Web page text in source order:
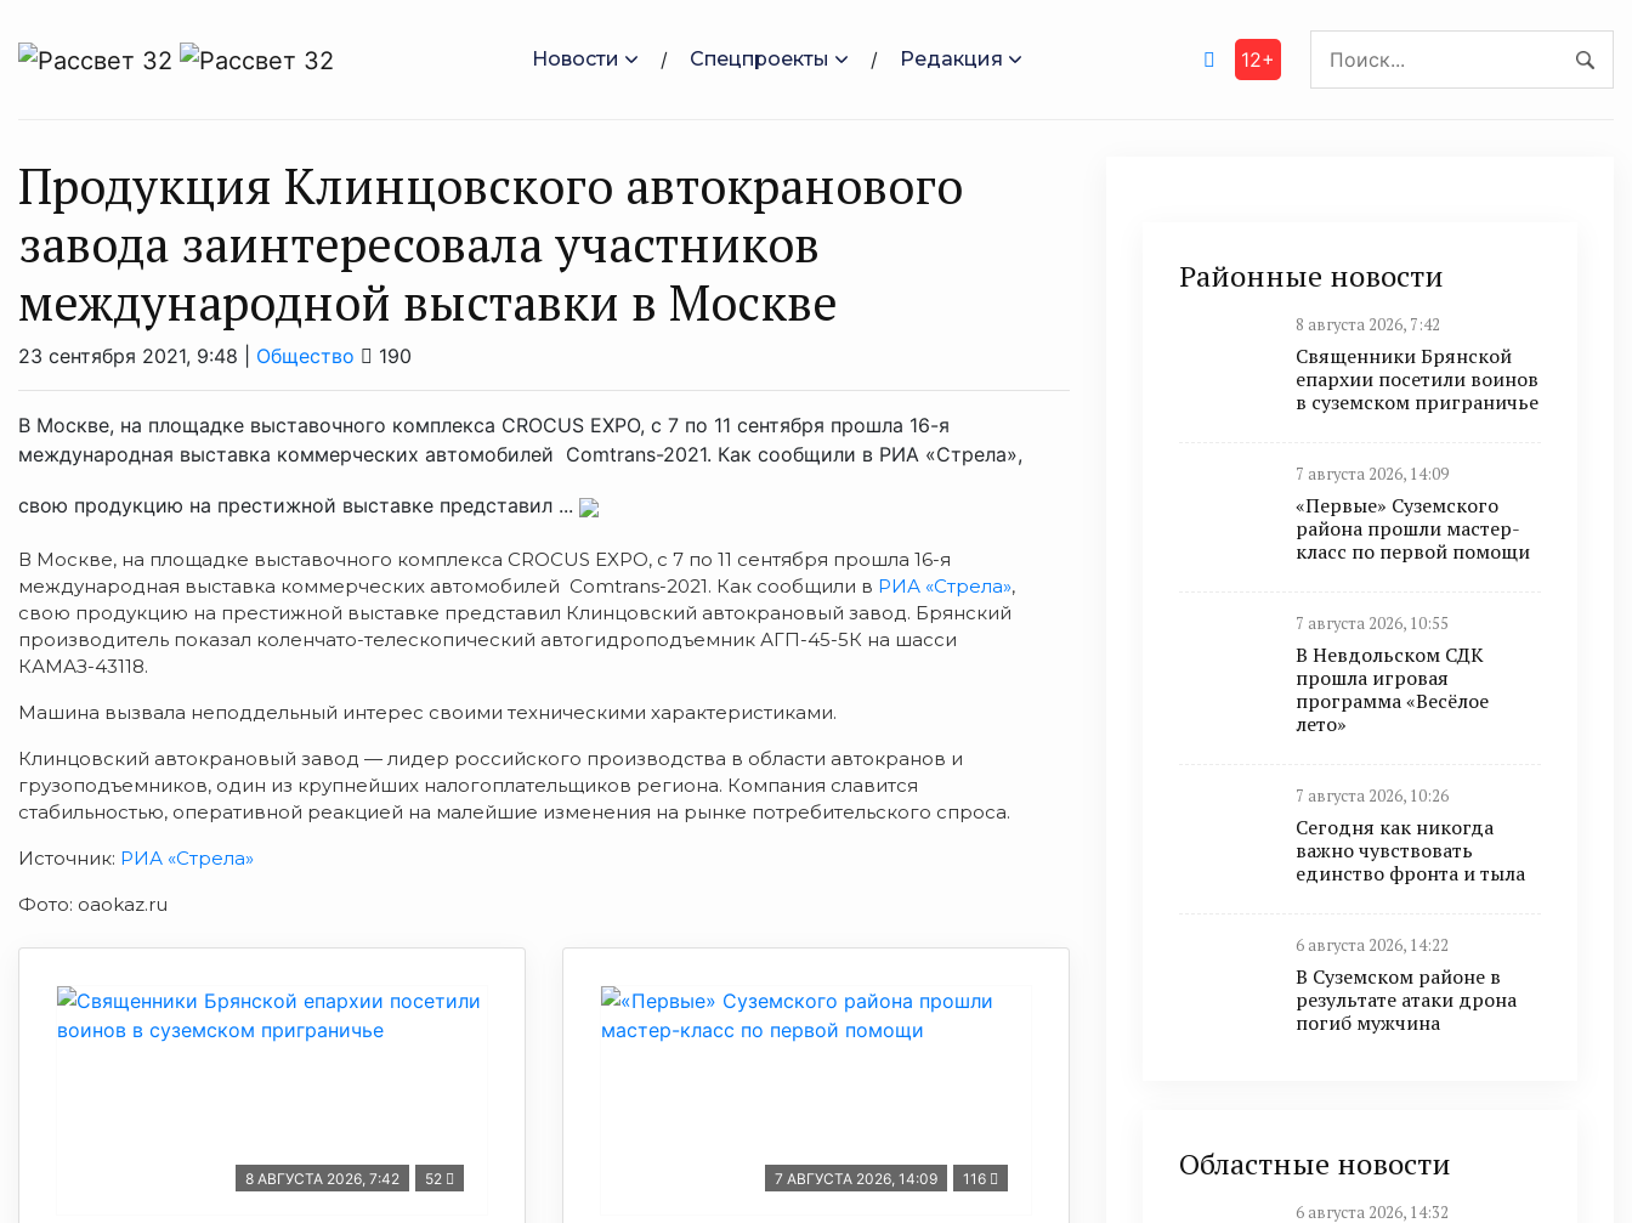
Новости Спецпроекты Редакция 12+
Продукция Клинцовского автокранового
завода заинтересовала участников
международной выставки в Москве
23 сентября 2021, 9:48 | Общество 190
В Москве, на площадке выставочного комплекса CROCUS EXPO, с 7 по 11 сентября прошла 16-я
международная выставка коммерческих автомобилей Comtrans-2021. Как сообщили в РИА «Стрела»,
свою продукцию на престижной выставке представил ...
В Москве, на площадке выставочного комплекса CROCUS EXPO, с 7 по 11 сентября прошла 16-я
международная выставка коммерческих автомобилей Comtrans-2021. Как сообщили в РИА «Стрела»,
свою продукцию на престижной выставке представил Клинцовский автокрановый завод. Брянский
производитель показал коленчато-телескопический автогидроподъемник АГП-45-5К на шасси
КАМАЗ-43118.
Машина вызвала неподдельный интерес своими техническими характеристиками.
Клинцовский автокрановый завод — лидер российского производства в области автокранов и
грузоподъемников, один из крупнейших налогоплательщиков региона. Компания славится
стабильностью, оперативной реакцией на малейшие изменения на рынке потребительского спроса.
Источник: РИА «Стрела»
Фото: oaokaz.ru
8 АВГУСТА 2026, 7:42 52 7 АВГУСТА 2026, 14:09 116
Районные новости
8 августа 2026, 7:42
Священники Брянской
епархии посетили воинов
в суземском приграничье
7 августа 2026, 14:09
«Первые» Суземского
района прошли мастер-
класс по первой помощи
7 августа 2026, 10:55
В Невдольском СДК
прошла игровая
программа «Весёлое
лето»
7 августа 2026, 10:26
Сегодня как никогда
важно чувствовать
единство фронта и тыла
6 августа 2026, 14:22
В Суземском районе в
результате атаки дрона
погиб мужчина
Областные новости
6 августа 2026, 14:32